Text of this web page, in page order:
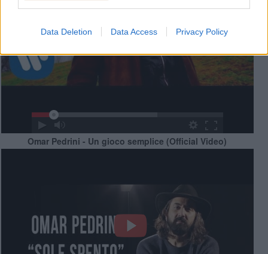
Data Deletion Data Access Privacy Policy
Omar Pedrini - Un gioco semplice (Official Video)